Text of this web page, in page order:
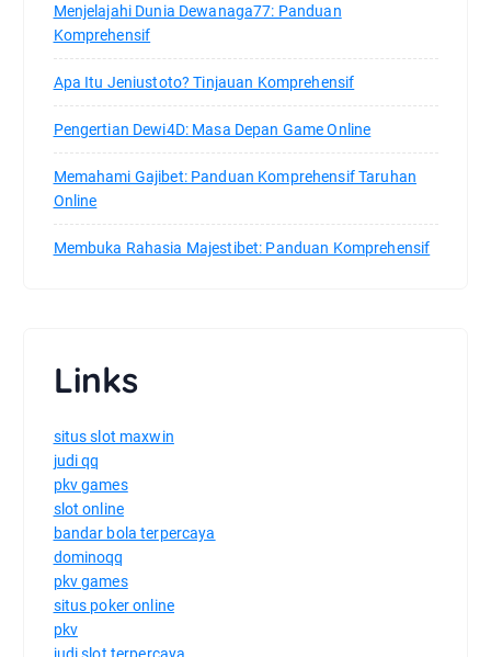
Menjelajahi Dunia Dewanaga77: Panduan
Komprehensif
Apa Itu Jeniustoto? Tinjauan Komprehensif
Pengertian Dewi4D: Masa Depan Game Online
Memahami Gajibet: Panduan Komprehensif Taruhan
Online
Membuka Rahasia Majestibet: Panduan Komprehensif
Links
situs slot maxwin
judi qq
pkv games
slot online
bandar bola terpercaya
dominoqq
pkv games
situs poker online
pkv
judi slot terpercaya